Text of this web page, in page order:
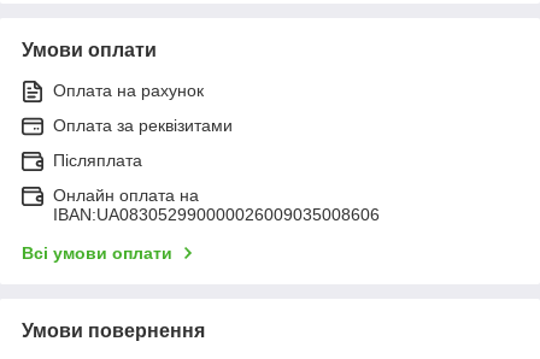
Умови оплати
Оплата на рахунок
Оплата за реквізитами
Післяплата
Онлайн оплата на
IBAN:UA083052990000026009035008606
Всі умови оплати
Умови повернення